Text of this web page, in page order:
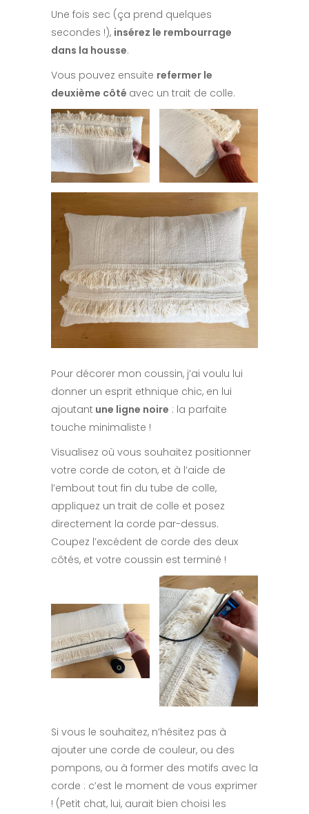
Une fois sec (ça prend quelques
secondes !), insérez le rembourrage
dans la housse.
Vous pouvez ensuite refermer le
deuxième côté avec un trait de colle.
Pour décorer mon coussin, j’ai voulu lui
donner un esprit ethnique chic, en lui
ajoutant une ligne noire : la parfaite
touche minimaliste !
Visualisez où vous souhaitez positionner
votre corde de coton, et à l’aide de
l’embout tout fin du tube de colle,
appliquez un trait de colle et posez
directement la corde par-dessus.
Coupez l’excédent de corde des deux
côtés, et votre coussin est terminé !
Si vous le souhaitez, n’hésitez pas à
ajouter une corde de couleur, ou des
pompons, ou à former des motifs avec la
corde : c’est le moment de vous exprimer
! (Petit chat, lui, aurait bien choisi les